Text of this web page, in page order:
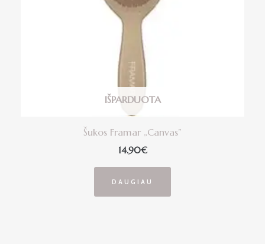
IŠPARDUOTA
Šukos Framar „Canvas”
14.90€
DAUGIAU